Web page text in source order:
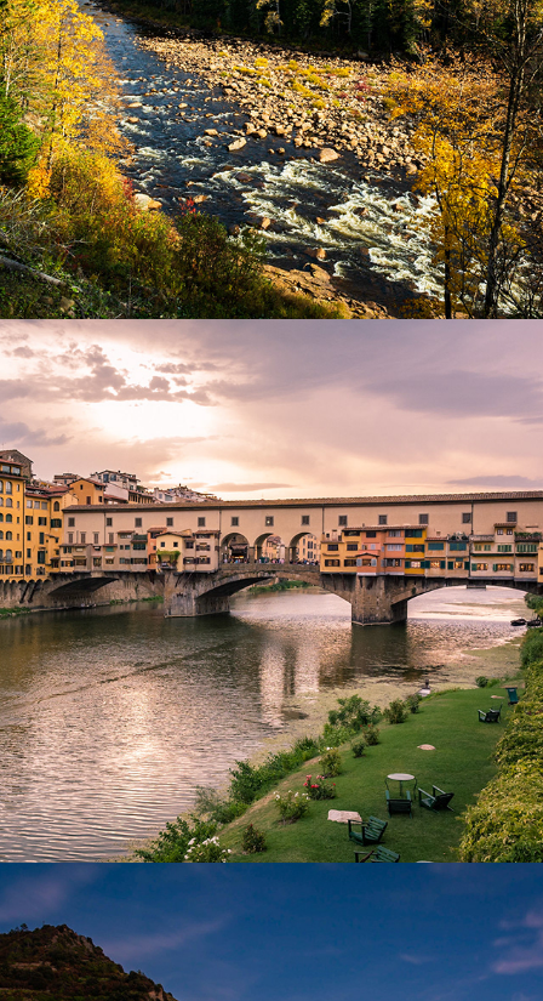
Québec
Toscane